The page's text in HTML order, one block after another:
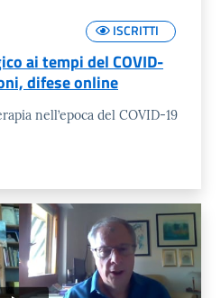
ISCRITTI
ai tempi del COVID-
difese online
nell’epoca del COVID-19